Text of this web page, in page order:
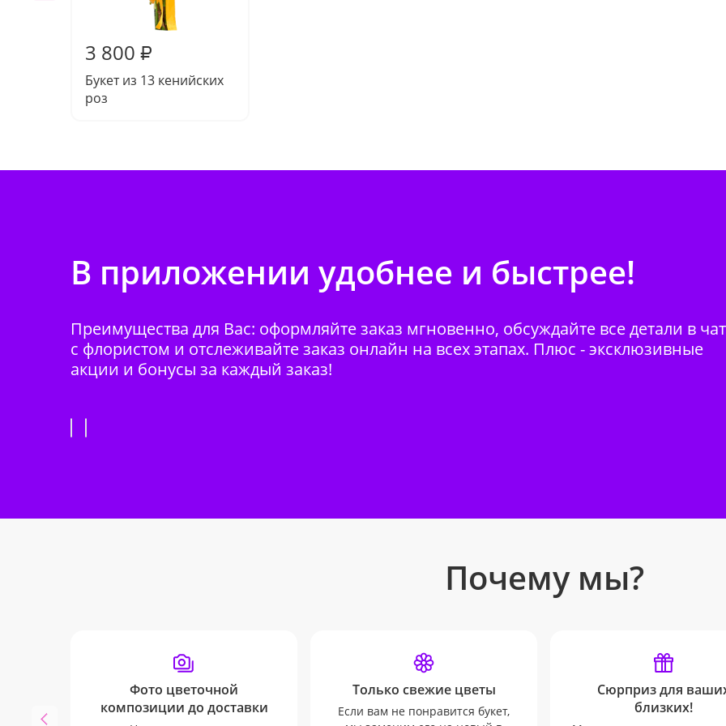
3 800 ₽
Букет из 13 кенийских
роз
В приложении удобнее и быстрее!
Преимущества для Вас: оформляйте заказ мгновенно, обсуждайте все детали в
с флористом и отслеживайте заказ онлайн на всех этапах. Плюс - эксклюзивные
акции и бонусы за каждый заказ!
Почему мы?
Фото цветочной
композиции до доставки
Только свежие цветы
Если вам не понравится букет,
Сюрприз для
близких!